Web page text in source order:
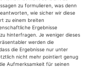
zu formulieren, was denn
wie sicher wir diese
zu einem breiten
Ergebnisse
hinterfragen. Je weniger dieses
werden die
die Ergebnisse nur unter
nicht mehr pointiert genug
Aufmerksamkeit für seinen